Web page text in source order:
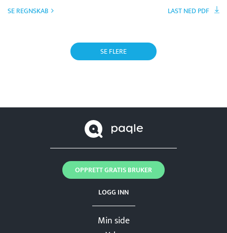
SE REGNSKAB LAST NED PDF
SE FLERE
Min side
LOGG INN
OPPRETT GRATIS BRUKER